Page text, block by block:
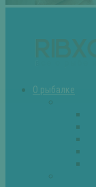
О рыбалке